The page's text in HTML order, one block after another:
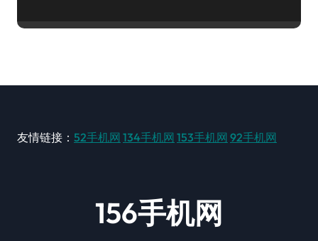
友情链接： 52手机网 134手机网 153手机网 92手机网
156手机网